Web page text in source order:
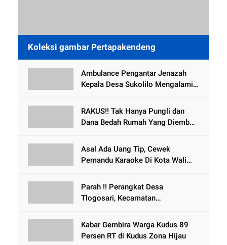
Koleksi gambar Pertapakendeng
Ambulance Pengantar Jenazah
Kepala Desa Sukolilo Mengalami
Meninggal Dunia
RAKUS!! Tak Hanya Pungli dan
Dana Bedah Rumah Yang Diembat,
Tlogowungu, di Duga
Selewengkan Bantuan Mushola
Asal Ada Uang Tip, Cewek
Pemandu Karaoke Di Kota Wali
Parah !! Perangkat Desa
Tlogosari, Kecamatan
Rumah dari BAZNAS
Kabar Gembira Warga Kudus 89
Persen RT di Kudus Zona Hijau